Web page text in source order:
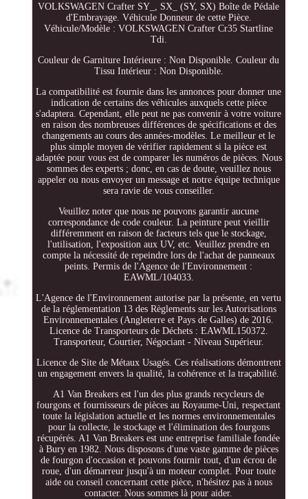
VOLKSWAGEN Crafter SY_, SX_ (SY, SX) Boîte de Pédale
d'Embrayage. Véhicule Donneur de cette Pièce.
Véhicule/Modèle : VOLKSWAGEN Crafter Cr35 Startline
Tdi.
Couleur de Garniture Intérieure : Non Disponible. Couleur du
Tissu Intérieur : Non Disponible.
La compatibilité est fournie dans les annonces pour donner une
indication de certains des véhicules auxquels cette pièce
s'adaptera. Cependant, elle peut ne pas convenir à votre voiture
en raison des nombreuses différences de spécifications et des
changements au cours des années-modèles. Le meilleur et le
plus simple moyen de vérifier rapidement si la pièce est
adaptée pour vous est de comparer les numéros de pièces. Nous
sommes des experts ; donc, en cas de doute, veuillez nous
appeler ou nous envoyer un message et notre équipe technique
sera ravie de vous conseiller.
Veuillez noter que nous ne pouvons garantir aucune
correspondance de code couleur. La peinture peut vieillir
différemment en raison de facteurs tels que le stockage,
l'utilisation, l'exposition aux UV, etc. Veuillez prendre en
compte la nécessité de repeindre lors de l'achat de panneaux
peints. Permis de l'Agence de l'Environnement :
EAWML/104033.
L'Agence de l'Environnement autorise par la présente, en vertu
de la réglementation 13 des Règlements sur les Autorisations
Environnementales (Angleterre et Pays de Galles) de 2016.
Licence de Transporteurs de Déchets : EAWML150372.
Transporteur, Courtier, Négociant - Niveau Supérieur.
Licence de Site de Métaux Usagés. Ces réalisations démontrent
un engagement envers la qualité, la cohérence et la traçabilité.
A1 Van Breakers est l'un des plus grands recycleurs de
fourgons et fournisseurs de pièces au Royaume-Uni, respectant
toute la législation actuelle et les normes environnementales
pour la collecte, le stockage et l'élimination des fourgons
récupérés. A1 Van Breakers est une entreprise familiale fondée
à Bury en 1982. Nous disposons d'une vaste gamme de pièces
de fourgon d'occasion et pouvons fournir tout, d'un écrou de
roue, d'un démarreur jusqu'à un moteur complet. Pour toute
aide ou conseil concernant cette pièce, n'hésitez pas à nous
contacter. Nous sommes là pour aider.